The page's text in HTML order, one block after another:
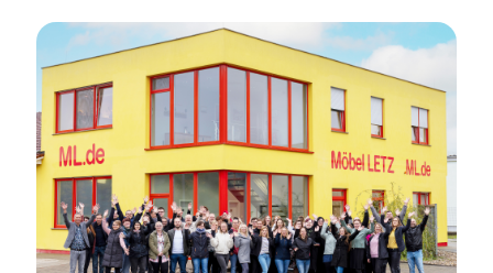
Letz-
Deals